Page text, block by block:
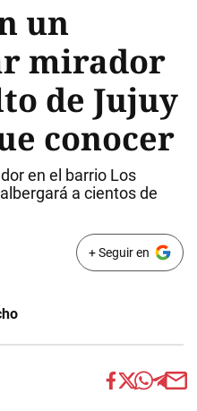
un
mirador
de Jujuy
conocer
en el barrio Los
a cientos de
+ Seguir en